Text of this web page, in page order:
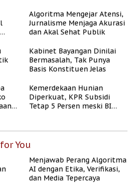
Algoritma Mengejar Atensi,
Jurnalisme Menjaga Akurasi
dan Akal Sehat Publik
Kabinet Bayangan Dinilai
Bermasalah, Tak Punya
Basis Konstituen Jelas
Kemerdekaan Hunian
Diperkuat, KPR Subsidi
Tetap 5 Persen meski BI
You
Menjawab Perang Algoritma
AI dengan Etika, Verifikasi,
dan Media Tepercaya